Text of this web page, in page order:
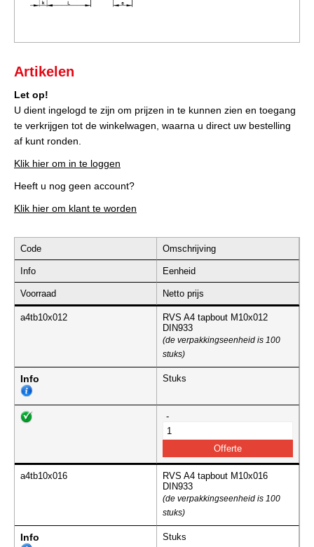
Artikelen
Let op!
U dient ingelogd te zijn om prijzen in te kunnen zien en toegang
te verkrijgen tot de winkelwagen, waarna u direct uw bestelling
af kunt ronden.
Klik hier om in te loggen
Heeft u nog geen account?
Klik hier om klant te worden
Code Omschrijving
Info Eenheid
Voorraad Netto prijs
a4tb10x012
RVS A4 tapbout M10x012
DIN933
(de verpakkingseenheid is 100
stuks)
Info Stuks
-
a4tb10x016
RVS A4 tapbout M10x016
DIN933
(de verpakkingseenheid is 100
stuks)
Info Stuks